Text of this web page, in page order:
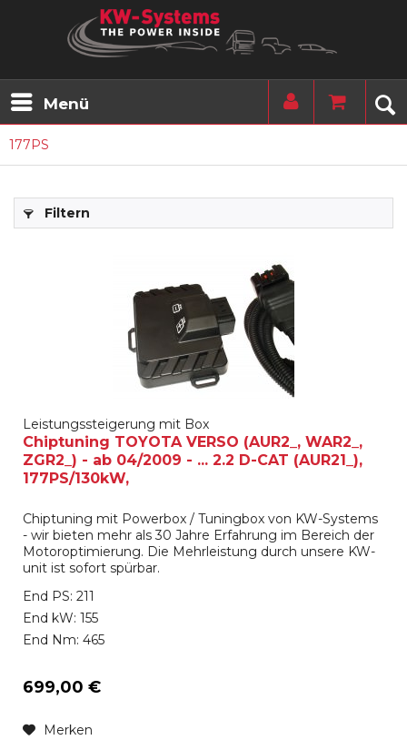
Menü
177PS
Filtern
Leistungssteigerung mit Box
Chiptuning TOYOTA VERSO (AUR2_, WAR2_,
ZGR2_) - ab 04/2009 - ... 2.2 D-CAT (AUR21_),
177PS/130kW,
Chiptuning mit Powerbox / Tuningbox von KW-Systems
- wir bieten mehr als 30 Jahre Erfahrung im Bereich der
Motoroptimierung. Die Mehrleistung durch unsere KW-
unit ist sofort spürbar.
End PS: 211
End kW: 155
End Nm: 465
699,00 €
Merken